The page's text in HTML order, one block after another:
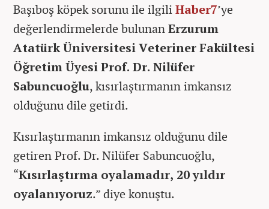
Başıboş köpek sorunu ile ilgiliHaber7’ye
değerlendirmelerde bulunanErzurum
Atatürk Üniversitesi Veteriner Fakültesi
Öğretim Üyesi Prof. Dr. Nilüfer
Sabuncuoğlu, kısırlaştırmanın imkansız
olduğunu dile getirdi.
Kısırlaştırmanın imkansız olduğunu dile
getiren Prof. Dr. Nilüfer Sabuncuoğlu,
“Kısırlaştırma oyalamadır, 20 yıldır
oyalanıyoruz.” diye konuştu.